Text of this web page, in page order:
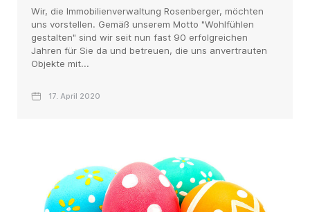
Wir, die Immobilienverwaltung Rosenberger, möchten
uns vorstellen. Gemäß unserem Motto "Wohlfühlen
gestalten" sind wir seit nun fast 90 erfolgreichen
Jahren für Sie da und betreuen, die uns anvertrauten
Objekte mit...
17. April 2020